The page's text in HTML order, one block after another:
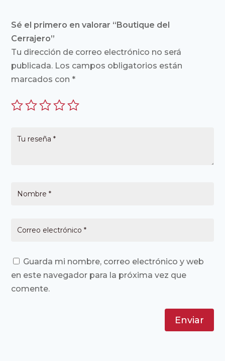
Sé el primero en valorar “Boutique del
Cerrajero”
Tu dirección de correo electrónico no será
publicada. Los campos obligatorios están
marcados con*
Guarda mi nombre, correo electrónico y web
en este navegador para la próxima vez que
comente.
Enviar